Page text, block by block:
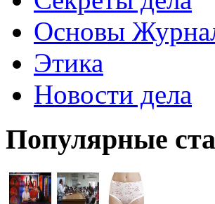
Основы
Этика
Новости дела
Популярные